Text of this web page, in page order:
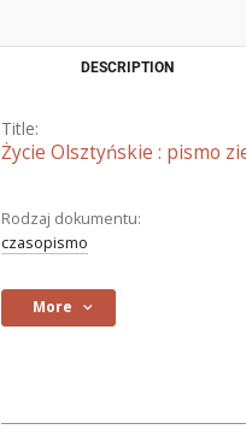
DESCRIPTION
Title:
Życie Olsztyńskie : pismo
Rodzaj dokumentu:
czasopismo
More